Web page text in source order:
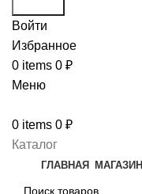
Войти
Избранное
0 items 0 ₽
Меню
0 items 0 ₽
Каталог
ГЛАВНАЯ МАГАЗИН